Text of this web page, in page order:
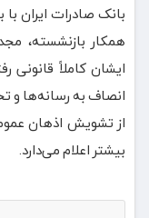
همکار بازنشسته،
ایشان کاملاً قانونی
انصاف به رسانه‌ها و
از تشویش اذهان
بیشتر اعلام می‌دارد.